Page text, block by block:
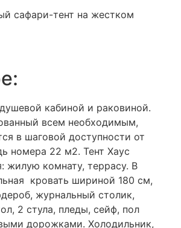
сафари-тент на жестком
кабиной и раковиной.
всем необходимым,
в шаговой доступности от
номера 22 м2. Тент Хаус
жилую комнату, террасу. В
кровать шириной 180 см,
журнальный столик,
2 стула, пледы, сейф, пол
дорожками. Холодильник,